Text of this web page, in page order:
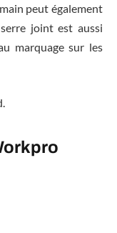
peut également
joint est aussi
marquage sur les